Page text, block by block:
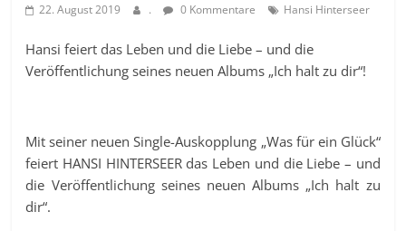
22. August 2019 . 0 Kommentare Hansi Hinterseer
Hansi feiert das Leben und die Liebe – und die
Veröffentlichung seines neuen Albums „Ich halt zu dir“!
Mit seiner neuen Single-Auskopplung „Was für ein Glück“
feiert HANSI HINTERSEER das Leben und die Liebe – und
die Veröffentlichung seines neuen Albums „Ich halt zu
dir“.